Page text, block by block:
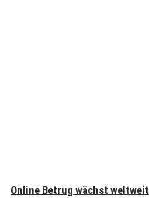
Online Betrug wächst weltweit